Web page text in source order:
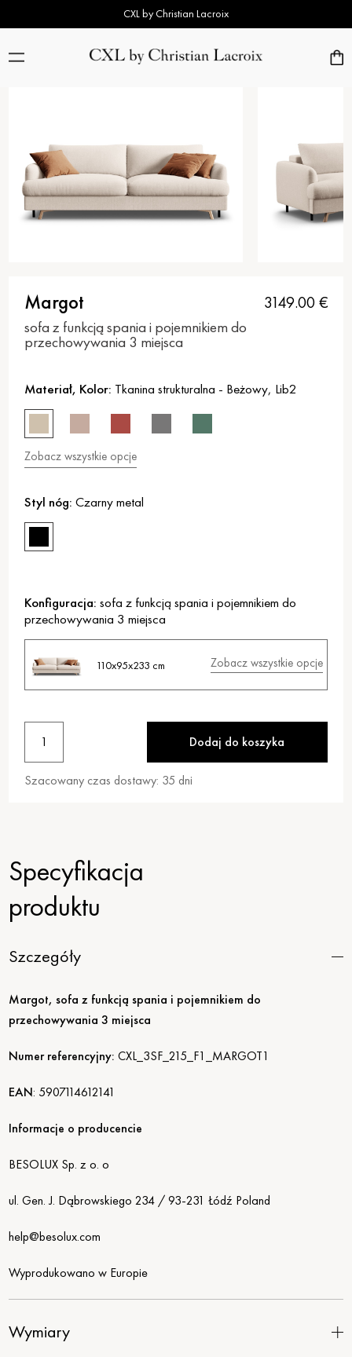
CXL by Christian Lacroix
Margot 3149.00€
sofa z funkcją spania i pojemnikiem do
przechowywania 3 miejsca
Materiał, Kolor: Tkanina strukturalna - Beżowy, Lib2
Zobacz wszystkie opcje
Styl nóg: Czarny metal
Konfiguracja: sofa z funkcją spania i pojemnikiem do
przechowywania 3 miejsca
110x95x233 cm Zobacz wszystkie opcje
1 Dodaj do koszyka
Szacowany czas dostawy: 35 dni
Specyfikacja
produktu
Szczegóły
Margot, sofa z funkcją spania i pojemnikiem do
przechowywania 3 miejsca
Numer referencyjny: CXL_3SF_215_F1_MARGOT1
EAN: 5907114612141
Informacje o producencie
BESOLUX Sp. z o. o
ul. Gen. J. Dąbrowskiego 234 / 93-231 Łódź Poland
help@besolux.com
Wyprodukowano w Europie
Wymiary